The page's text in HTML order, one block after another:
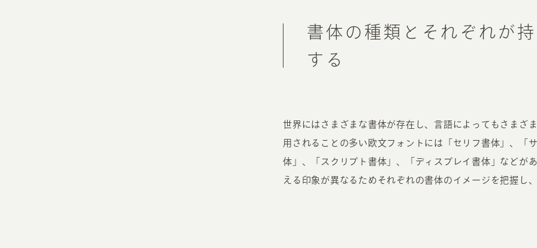
書体の種類とそれぞれが
する
世界にはさまざまな書体が存在し、言語によってもさまざ
用されることの多い欧文フォントには「セリフ書体」、「
体」、「スクリプト書体」、「ディスプレイ書体」などが
える印象が異なるためそれぞれの書体のイメージを把握し